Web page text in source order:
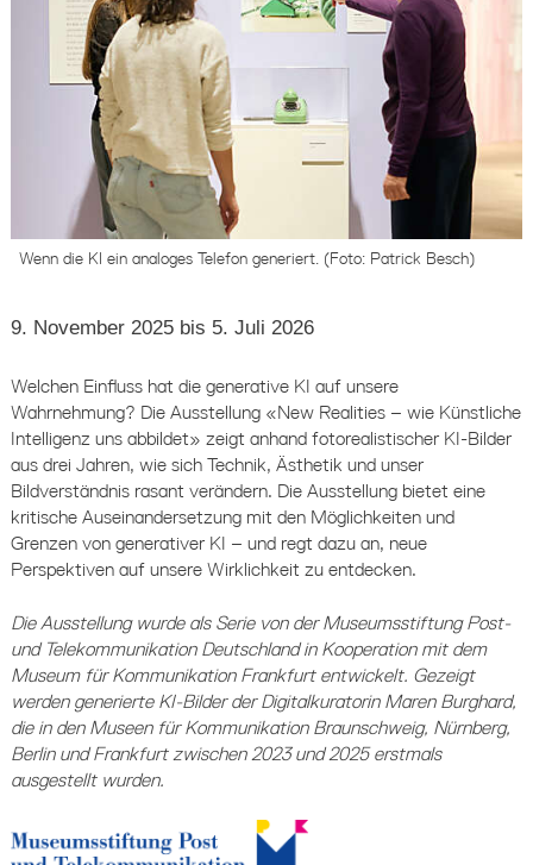
Wenn die KI ein analoges Telefon generiert. (Foto: Patrick Besch)
9. November 2025 bis 5. Juli 2026
Welchen Einfluss hat die generative KI auf unsere
Wahrnehmung? Die Ausstellung «New Realities – wie Künstliche
Intelligenz uns abbildet» zeigt anhand fotorealistischer KI-Bilder
aus drei Jahren, wie sich Technik, Ästhetik und unser
Bildverständnis rasant verändern. Die Ausstellung bietet eine
kritische Auseinandersetzung mit den Möglichkeiten und
Grenzen von generativer KI – und regt dazu an, neue
Perspektiven auf unsere Wirklichkeit zu entdecken.
Die Ausstellung wurde als Serie von der Museumsstiftung Post-
und Telekommunikation Deutschland in Kooperation mit dem
Museum für Kommunikation Frankfurt entwickelt. Gezeigt
werden generierte KI-Bilder der Digitalkuratorin Maren Burghard,
die in den Museen für Kommunikation Braunschweig, Nürnberg,
Berlin und Frankfurt zwischen 2023 und 2025 erstmals
ausgestellt wurden.